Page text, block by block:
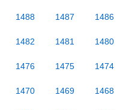
1488 1487 1486
1482 1481 1480
1476 1475 1474
1470 1469 1468